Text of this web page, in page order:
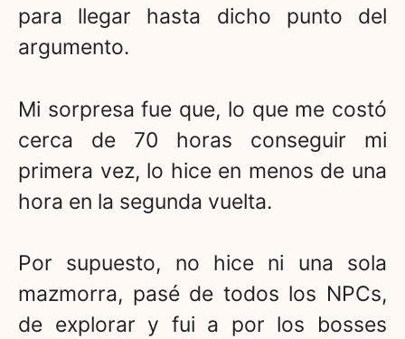
para llegar hasta dicho punto del
argumento.
Mi sorpresa fue que, lo que me costó
cerca de 70 horas conseguir mi
primera vez, lo hice en menos de una
hora en la segunda vuelta.
Por supuesto, no hice ni una sola
mazmorra, pasé de todos los NPCs,
de explorar y fui a por los bosses